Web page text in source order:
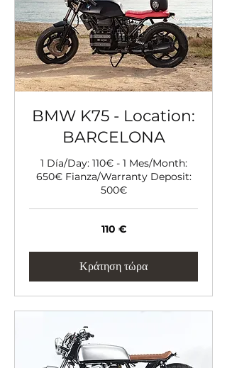
BMW K75 - Location:
BARCELONA
1 Día/Day: 110€ - 1 Mes/Month:
650€ Fianza/Warranty Deposit:
500€
110 €
Κράτηση τώρα